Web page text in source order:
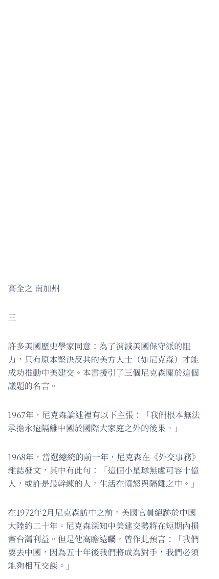
高全之 南加州
三
許多美國歷史學家同意：為了消減美國保守派的阻
力，只有原本堅決反共的美方人士（如尼克森）才能
成功推動中美建交。本書援引了三個尼克森關於這個
議題的名言。
1967年，尼克森論述裡有以下主張：「我們根本無法
承擔永遠隔離中國於國際大家庭之外的後果。」
1968年，當選總統的前一年，尼克森在《外交事務》
雜誌發文，其中有此句：「這個小星球無處可容十億
人，或許是最幹練的人，生活在憤怒與隔離之中。」
在1972年2月尼克森訪中之前，美國官員絕跡於中國
大陸約二十年。尼克森深知中美建交勢將在短期內損
害台灣利益。但是他高瞻遠矚，曾作此預言：「我們
要去中國，因為五十年後我們將成為對手，我們必須
能夠相互交談。」